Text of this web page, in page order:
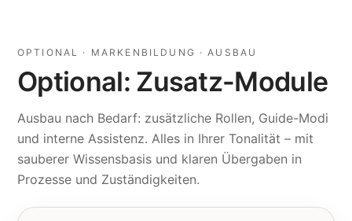
OPTIONAL · MARKENBILDUNG · AUSBAU
Optional: Zusatz-Module
Ausbau nach Bedarf: zusätzliche Rollen, Guide-Modi
und interne Assistenz. Alles in Ihrer Tonalität – mit
sauberer Wissensbasis und klaren Übergaben in
Prozesse und Zuständigkeiten.